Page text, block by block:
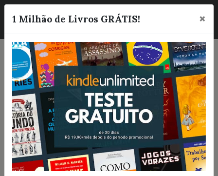
☰
1 Milhão de Livros GRÁTIS! ×